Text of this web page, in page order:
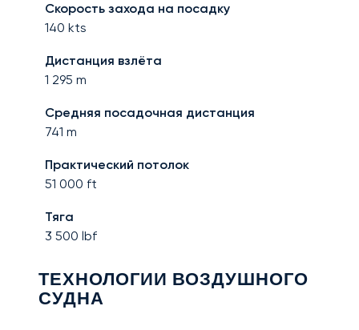
Скорость захода на посадку
140 kts
Дистанция взлёта
1 295 m
Средняя посадочная дистанция
741 m
Практический потолок
51 000 ft
Тяга
3 500 lbf
ТЕХНОЛОГИИ ВОЗДУШНОГО
СУДНА